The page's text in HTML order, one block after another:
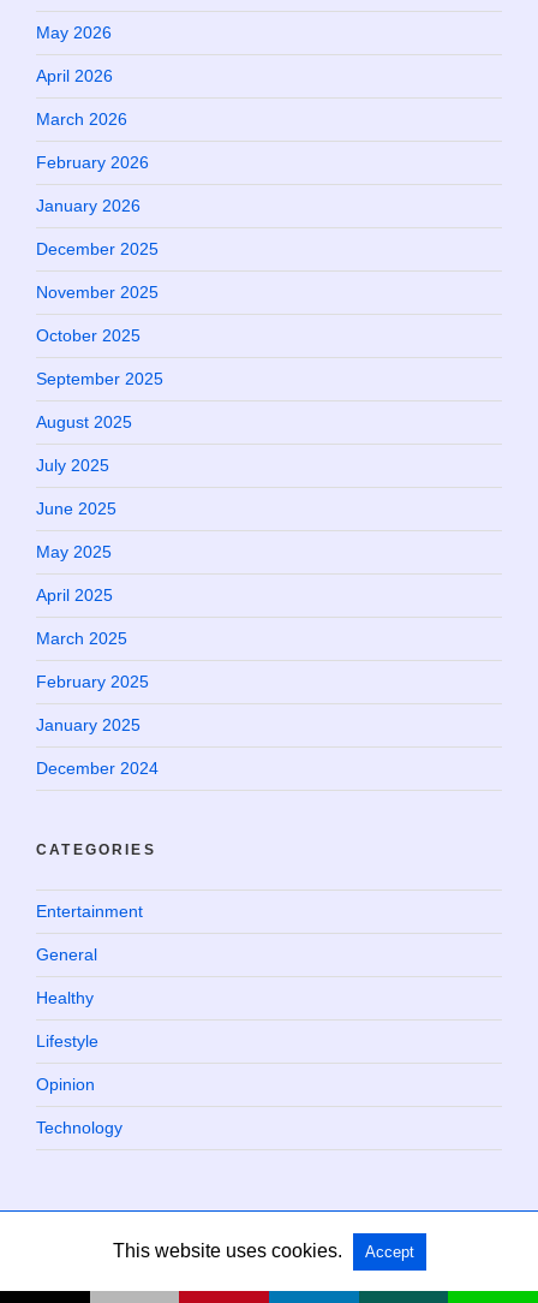
May 2026
April 2026
March 2026
February 2026
January 2026
December 2025
November 2025
October 2025
September 2025
August 2025
July 2025
June 2025
May 2025
April 2025
March 2025
February 2025
January 2025
December 2024
CATEGORIES
Entertainment
General
Healthy
Lifestyle
Opinion
Technology
Copyright @ 2026 Chaville Blog All Rights Reserved
This website uses cookies. Accept